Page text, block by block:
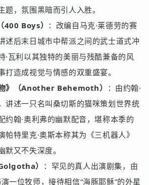
题，氛围黑暗而引人入胜。
400 Boys） ：改编自马克·莱德劳的赛
述后末日城市中帮派之间的武士道式冲
·瓦利以其独特的美丽与残酷兼备的风
打造成视觉与情感的双重盛宴。
物》（Another Behemoth） ：由约翰·
讲述一只名叫桑切斯的猫咪策划世界统
约翰·奥利弗的幽默配音，堪称本季的
帕特里克·奥斯本称其为《三机器人》
默又不失深度。
） ：罕见的真人出演剧集，由
一位牧师，接待相信“海豚耶稣”的外星